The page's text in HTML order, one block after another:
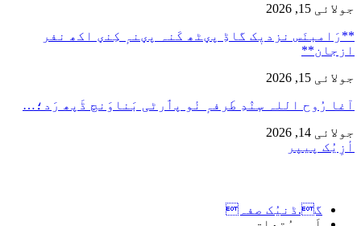
جولائی 15, 2026
**رَامبنَس نزدیٖک گاڈِ پؠٹھ کَنہ پؠنہٕ کِنؠ اکھ نفر
ازجان**
جولائی 15, 2026
آغا رُوح اللہ سٕنٛدِ طَرفہٕ نٔو پٲرٹی بَناوَنچ ڈَپھ رَد؛…
جولائی 14, 2026
أزِیُک پیپر
گ.ڈنیُک صفہ